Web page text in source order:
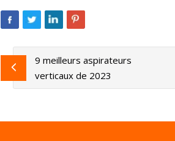
9 meilleurs aspirateurs
verticaux de 2023